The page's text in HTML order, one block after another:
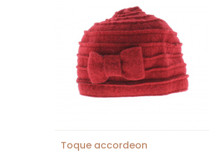
Toque accordeon